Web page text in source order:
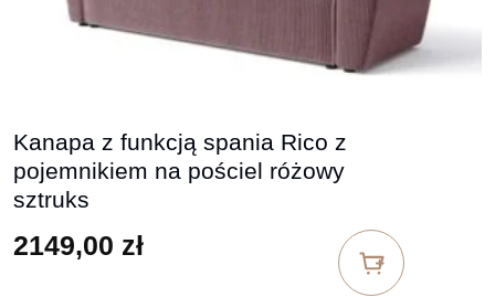
Kanapa z funkcją spania Rico z
pojemnikiem na pościel różowy
sztruks
2149,00 zł